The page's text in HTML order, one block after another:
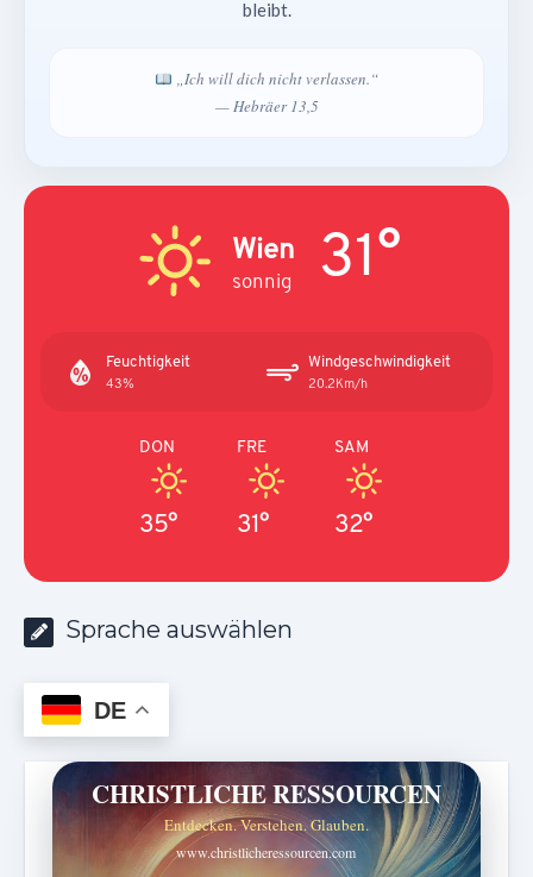
bleibt.
„Ich will dich nicht verlassen.“
— Hebräer 13,5
Wien
sonnig 31°
Feuchtigkeit
43%
Windgeschwindigkeit
20.2Km/h
DON
35°
FRE
31°
SAM
32°
Sprache auswählen
DE
CHRISTLICHE RESSOURCEN
Entdecken. Verstehen. Glauben.
www.christlicheressourcen.com